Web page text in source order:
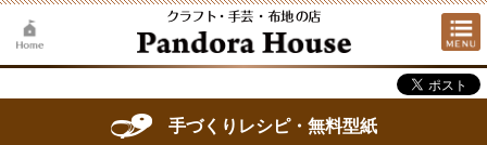
手づくりレシピ・無料型紙